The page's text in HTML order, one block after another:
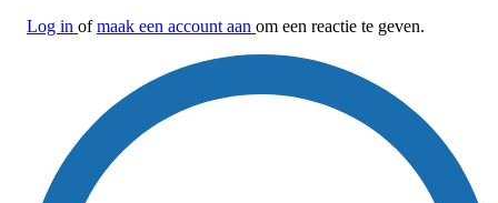
Log in ofmaak een account aan om een reactie te geven.